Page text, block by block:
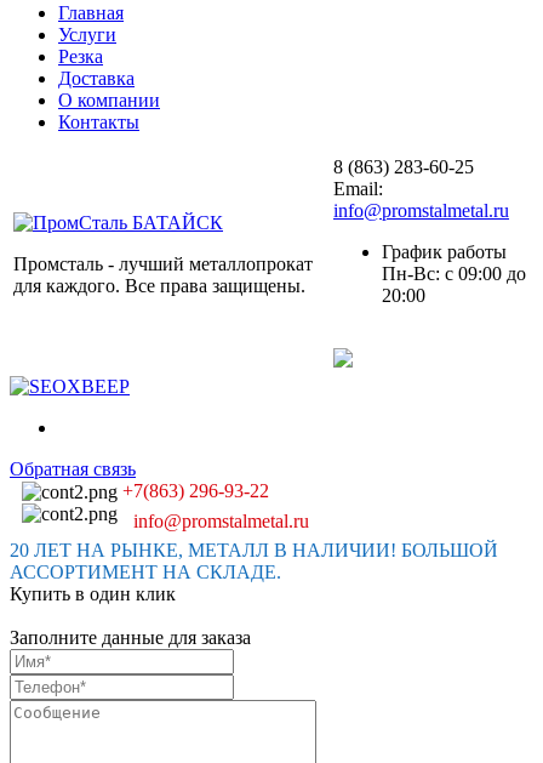
Главная
Услуги
Резка
Доставка
О компании
Контакты
Промсталь - лучший металлопрокат
для каждого. Все права защищены.
8 (863) 283-60-25
Email:
info@promstalmetal.ru
График работы
Пн-Вс: с 09:00 до
20:00
Обратная связь
+7(863) 296-93-22
info@promstalmetal.ru
20 ЛЕТ НА РЫНКЕ, МЕТАЛЛ В НАЛИЧИИ! БОЛЬШОЙ
АССОРТИМЕНТ НА СКЛАДЕ.
Купить в один клик
Заполните данные для заказа